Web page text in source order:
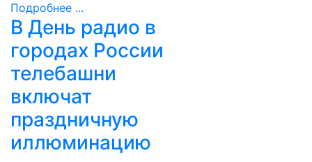
Подробнее ...
В День радио в
городах России
телебашни
включат
праздничную
иллюминацию